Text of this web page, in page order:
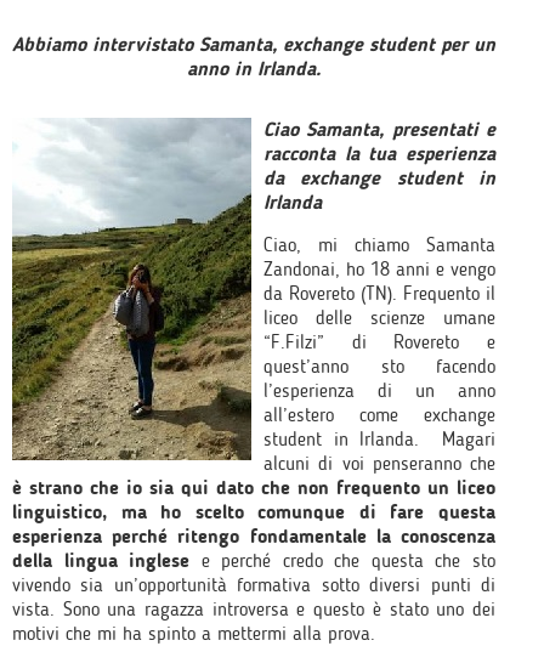
Abbiamo intervistato Samanta, exchange student per un
anno in Irlanda.
Ciao Samanta, presentati e
racconta la tua esperienza
da exchange student in
Irlanda
Ciao, mi chiamo Samanta
Zandonai, ho 18 anni e vengo
da Rovereto (TN). Frequento il
liceo delle scienze umane
“F.Filzi” di Rovereto e
quest’anno sto facendo
l’esperienza di un anno
all’estero come exchange
student in Irlanda. Magari
alcuni di voi penseranno che
è strano che io sia qui dato che non frequento un liceo
linguistico, ma ho scelto comunque di fare questa
esperienza perché ritengo fondamentale la conoscenza
della lingua inglese e perché credo che questa che sto
vivendo sia un’opportunità formativa sotto diversi punti di
vista. Sono una ragazza introversa e questo è stato uno dei
motivi che mi ha spinto a mettermi alla prova.